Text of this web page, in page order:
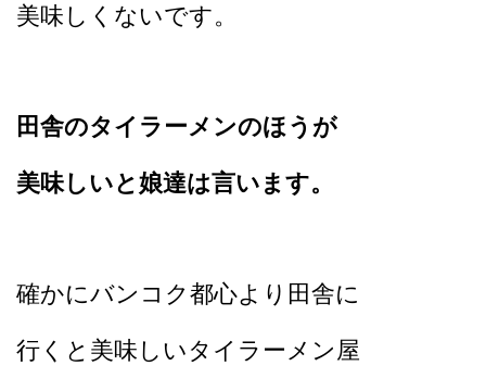
美味しくないです。
田舎のタイラーメンのほうが
美味しいと娘達は言います。
確かにバンコク都心より田舎に
行くと美味しいタイラーメン屋